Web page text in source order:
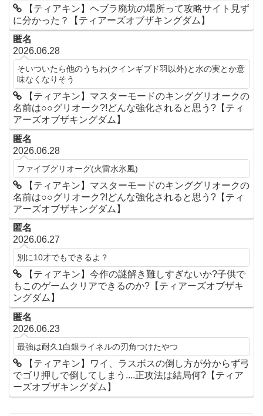
【ティアキン】ヘブラ廃坑の場所って攻略サイト見ず
に分かった？【ティアーズオブザキングダム】
匿名
2026.06.28
そいついたら他のうちわ(クインギブド羽以外)と水の実とか意
味なくなりそう
【ティアキン】マスターモードのキンググリオークの
名前は○○グリオーク?!どんな強化されると思う?【ティ
アーズオブザキングダム】
匿名
2026.06.28
ファイブグリオーグ(火雷水氷風)
【ティアキン】マスターモードのキンググリオークの
名前は○○グリオーク?!どんな強化されると思う?【ティ
アーズオブザキングダム】
匿名
2026.06.27
別に10才でもできるよ？
【ティアキン】今作の謎解き難しすぎないか?子供で
もこのゲームクリアできるのか?【ティアーズオブザキ
ングダム】
匿名
2026.06.23
最強は耐久1白銀ライネルの刃角つけたやつ
【ティアキン】ワイ、ラスボスの倒し方が分からず弓
でゴリ押しで倒してしまう....正攻法は結局何?【ティア
ーズオブザキングダム】